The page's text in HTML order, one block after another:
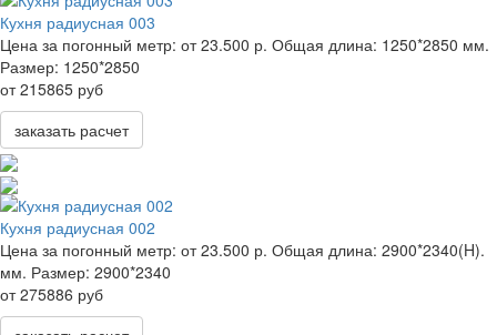
Кухня радиусная 003
Цена за погонный метр: от 23.500 р. Общая длина: 1250*2850 мм.
Размер: 1250*2850
от 215865 руб
заказать расчет
Кухня радиусная 002
Цена за погонный метр: от 23.500 р. Общая длина: 2900*2340(H).
мм. Размер: 2900*2340
от 275886 руб